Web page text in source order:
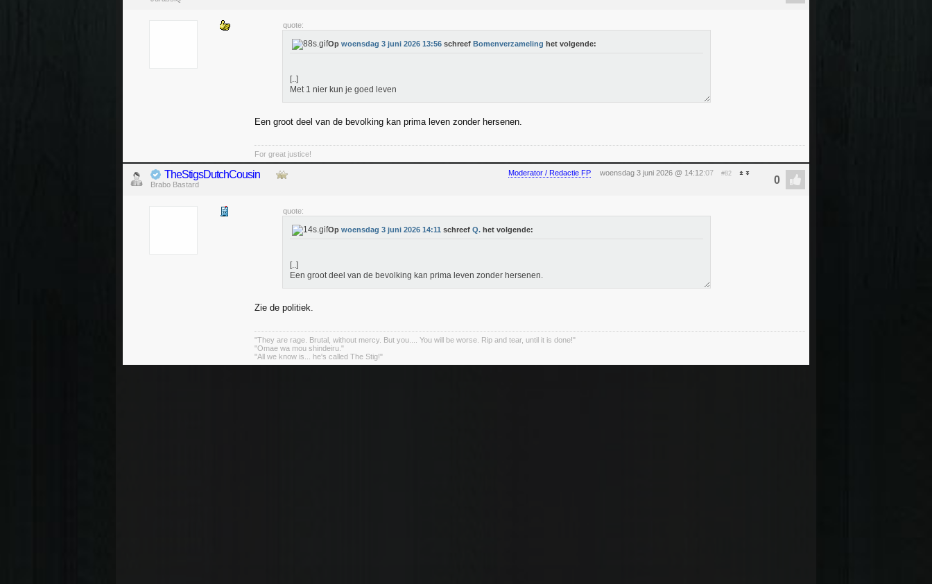
quote:
Op woensdag 3 juni 2026 13:56 schreef Bomenverzameling het volgende:
[..]
Met 1 nier kun je goed leven
Een groot deel van de bevolking kan prima leven zonder hersenen.
For great justice!
Moderator / Redactie FP woensdag 3 juni 2026 @ 14:12:07 #82
TheStigsDutchCousin
Brabo Bastard
quote:
Op woensdag 3 juni 2026 14:11 schreef Q. het volgende:
[..]
Een groot deel van de bevolking kan prima leven zonder hersenen.
Zie de politiek.
"They are rage. Brutal, without mercy. But you.... You will be worse. Rip and tear, until it is done!"
"Omae wa mou shindeiru."
"All we know is... he's called The Stig!"